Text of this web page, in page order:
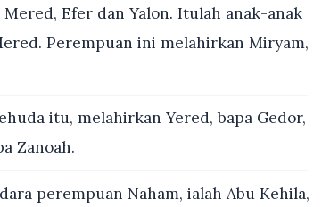
Efer dan Yalon. Itulah anak-anak
Perempuan ini melahirkan Miryam,
itu, melahirkan Yered, bapa Gedor,
Zanoah.
perempuan Naham, ialah Abu Kehila,